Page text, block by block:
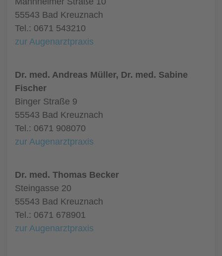
55543 Bad Kreuznach
Tel.: 0671 543210
zur Augenarztpraxis
Dr. med. Andreas Müller, Dr. med. Sabine
Fischer
Binger Straße 9
55543 Bad Kreuznach
Tel.: 0671 908070
zur Augenarztpraxis
Dr. med. Thomas Becker
Steingasse 20
55543 Bad Kreuznach
Tel.: 0671 678901
zur Augenarztpraxis